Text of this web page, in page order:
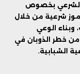
الشرعي بخصوص
رموز شرعية من خلال
الوعي
من خطر الذوبان في
الشبابية.